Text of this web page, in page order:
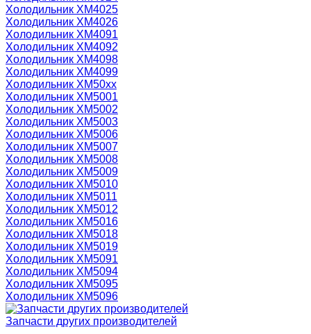
Холодильник ХМ4025
Холодильник ХМ4026
Холодильник ХМ4091
Холодильник ХМ4092
Холодильник ХМ4098
Холодильник ХМ4099
Холодильник ХМ50xx
Холодильник ХМ5001
Холодильник ХМ5002
Холодильник ХМ5003
Холодильник ХМ5006
Холодильник ХМ5007
Холодильник ХМ5008
Холодильник ХМ5009
Холодильник ХМ5010
Холодильник ХМ5011
Холодильник ХМ5012
Холодильник ХМ5016
Холодильник ХМ5018
Холодильник ХМ5019
Холодильник ХМ5091
Холодильник ХМ5094
Холодильник ХМ5095
Холодильник ХМ5096
Запчасти других производителей